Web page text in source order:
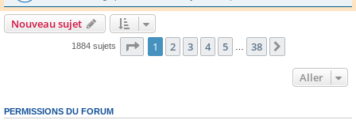
Nouveau sujet
1884 sujets Page 1sur38
1 2 3 4 5 38
Aller
PERMISSIONS DU FORUM